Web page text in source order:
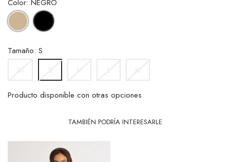
Color: NEGRO
BEIGE NEGRO
Tamaño: S
Producto disponible con otras opciones
TAMBIÉN PODRÍA INTERESARLE